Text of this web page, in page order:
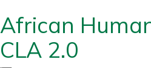
African
CLA 2.0